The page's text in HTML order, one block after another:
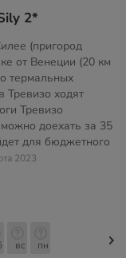
2*
(пригород
от Венеции (20 км
термальных
Тревизо ходят
Тревизо
доехать за 35
для бюджетного
2023
вс пн